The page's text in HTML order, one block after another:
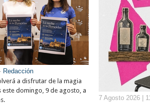
Redacción
a disfrutar de la magia
este domingo, 9 de agosto, a
7 Agosto 2026 |